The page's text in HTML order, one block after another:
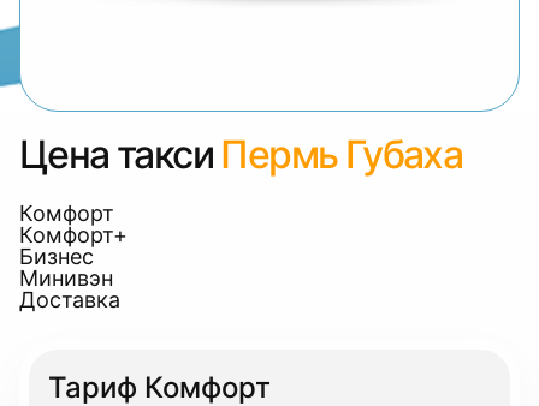
Цена такси Пермь Губаха
Комфорт
Комфорт+
Бизнес
Минивэн
Доставка
Тариф Комфорт